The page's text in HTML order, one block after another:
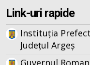
Link-uri rapide
Instituția
Județul Argeș
Guvernul